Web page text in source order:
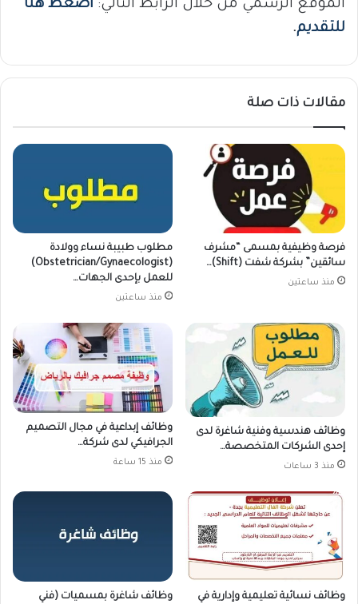
الموقع الرسمي من خلال الرابط التالي: اضغط هنا
للتقديم.
مقالات ذات صلة
فرصة وظيفية بمسمى “مشرف
سائقين” بشركة شفت (Shift)…
منذ ساعتين
مطلوب طبيبة نساء وولادة
(Obstetrician/Gynaecologist)
للعمل بإحدى الجهات…
منذ ساعتين
وظائف هندسية وفنية شاغرة لدى
إحدى الشركات المتخصصة…
منذ 3 ساعات
وظائف إبداعية في مجال التصميم
الجرافيكي لدى شركة…
منذ 15 ساعة
وظائف نسائية تعليمية وإدارية في
وظائف شاغرة بمسميات (فني